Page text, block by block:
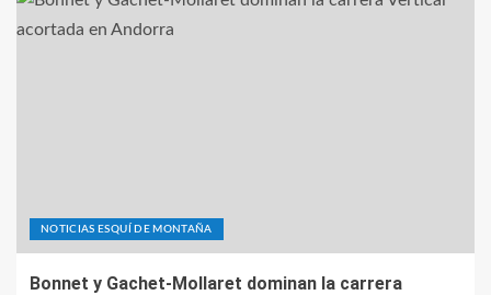
NOTICIAS ESQUÍ DE MONTAÑA
Bonnet y Gachet-Mollaret dominan la carrera